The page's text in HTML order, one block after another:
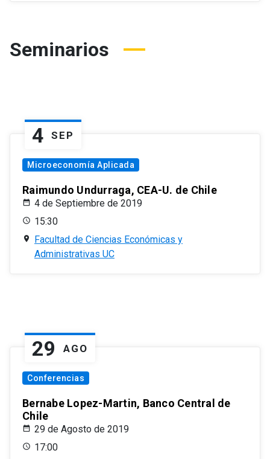
Seminarios
4 SEP
Microeconomía Aplicada
Raimundo Undurraga, CEA-U. de Chile
4 de Septiembre de 2019
15:30
Facultad de Ciencias Económicas y
Administrativas UC
29 AGO
Conferencias
Bernabe Lopez-Martin, Banco Central de
Chile
29 de Agosto de 2019
17:00